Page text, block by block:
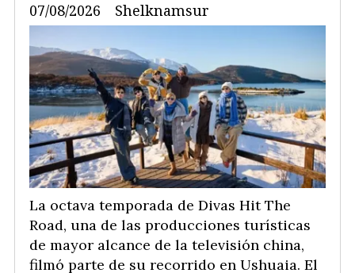
Shelknamsur
07/08/2026
La octava temporada de Divas Hit The
Road, una de las producciones turísticas
de mayor alcance de la televisión china,
filmó parte de su recorrido en Ushuaia. El